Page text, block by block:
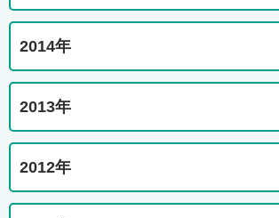
2014年
2013年
2012年